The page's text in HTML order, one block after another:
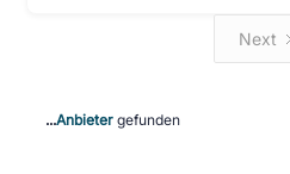
Next
...Anbieter gefunden